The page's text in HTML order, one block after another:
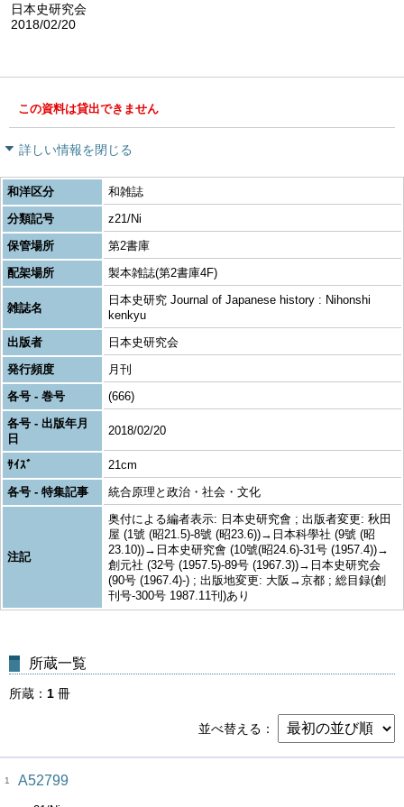
日本史研究会
2018/02/20
この資料は貸出できません
詳しい情報を閉じる
和洋区分
和雑誌
分類記号
z21/Ni
保管場所
第2書庫
配架場所
製本雑誌(第2書庫4F)
雑誌名
日本史研究 Journal of Japanese history : Nihonshi
kenkyu
出版者
日本史研究会
発行頻度
月刊
各号 - 巻号
(666)
各号 - 出版年月
日
2018/02/20
ｻｲｽﾞ
21cm
各号 - 特集記事
統合原理と政治・社会・文化
注記
奥付による編者表示: 日本史研究會 ; 出版者変更: 秋田
屋 (1號 (昭21.5)-8號 (昭23.6))→日本科學社 (9號 (昭
23.10))→日本史研究會 (10號(昭24.6)-31号 (1957.4))→
創元社 (32号 (1957.5)-89号 (1967.3))→日本史研究会
(90号 (1967.4)-) ; 出版地変更: 大阪→京都 ; 総目録(創
刊号-300号 1987.11刊)あり
所蔵一覧
所蔵 1 冊
並べ替える
1 A52799